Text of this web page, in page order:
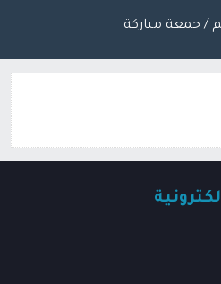
/ جمعة مباركة